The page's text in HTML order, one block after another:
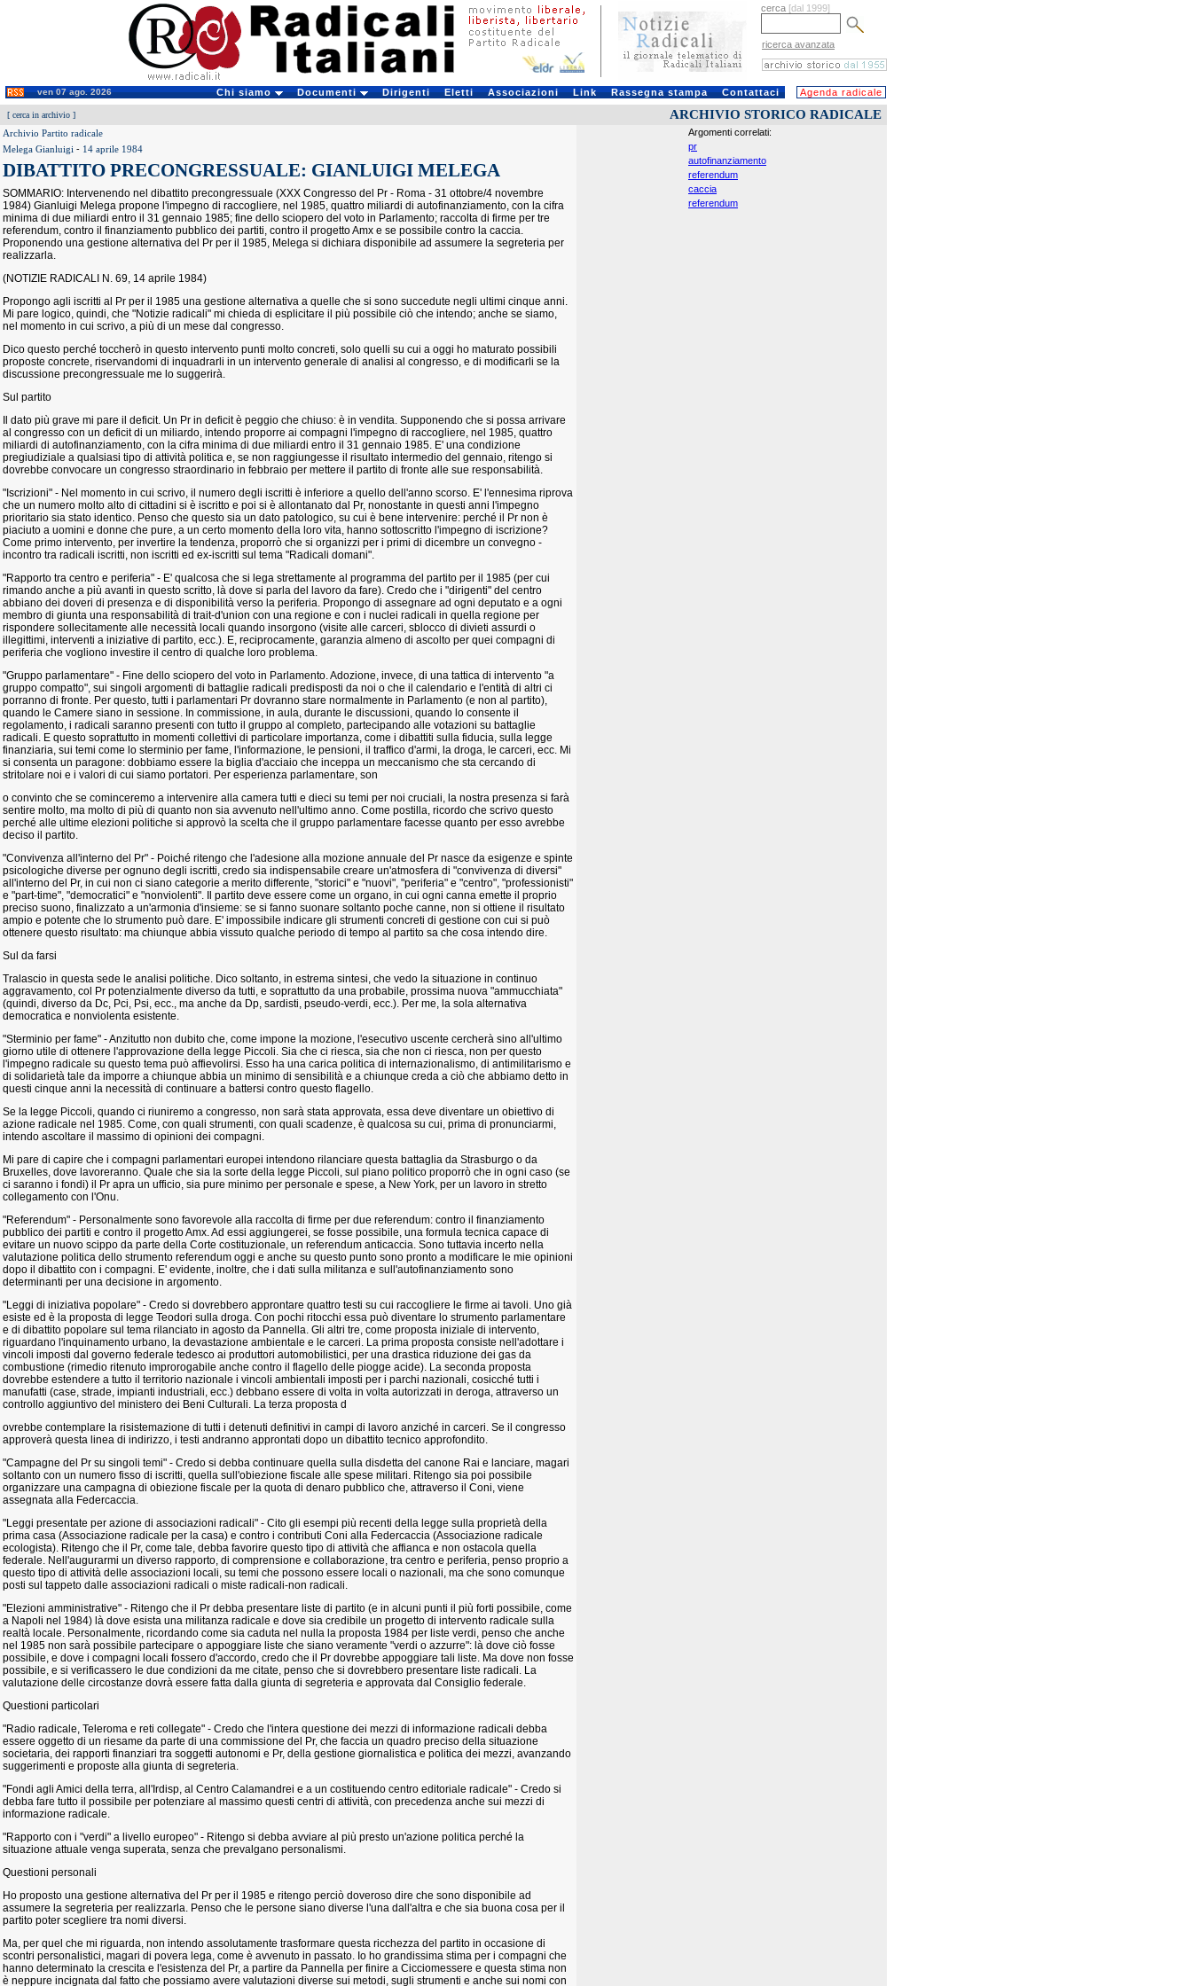
cerca [dal 1999]
ricerca avanzata
ven 07 ago. 2026 Chi siamo Documenti Dirigenti Eletti Associazioni Link Rassegna stampa Contattaci Agenda radicale
[ cerca in archivio ] ARCHIVIO STORICO RADICALE
Archivio Partito radicale
Melega Gianluigi - 14 aprile 1984
DIBATTITO PRECONGRESSUALE: GIANLUIGI MELEGA
SOMMARIO: Intervenendo nel dibattito precongressuale (XXX Congresso del Pr - Roma - 31 ottobre/4 novembre
1984) Gianluigi Melega propone l'impegno di raccogliere, nel 1985, quattro miliardi di autofinanziamento, con la cifra
minima di due miliardi entro il 31 gennaio 1985; fine dello sciopero del voto in Parlamento; raccolta di firme per tre
referendum, contro il finanziamento pubblico dei partiti, contro il progetto Amx e se possibile contro la caccia.
Proponendo una gestione alternativa del Pr per il 1985, Melega si dichiara disponibile ad assumere la segreteria per
realizzarla.
(NOTIZIE RADICALI N. 69, 14 aprile 1984)
Propongo agli iscritti al Pr per il 1985 una gestione alternativa a quelle che si sono succedute negli ultimi cinque anni.
Mi pare logico, quindi, che "Notizie radicali" mi chieda di esplicitare il più possibile ciò che intendo; anche se siamo,
nel momento in cui scrivo, a più di un mese dal congresso.
Dico questo perché toccherò in questo intervento punti molto concreti, solo quelli su cui a oggi ho maturato possibili
proposte concrete, riservandomi di inquadrarli in un intervento generale di analisi al congresso, e di modificarli se la
discussione precongressuale me lo suggerirà.
Sul partito
Il dato più grave mi pare il deficit. Un Pr in deficit è peggio che chiuso: è in vendita. Supponendo che si possa arrivare
al congresso con un deficit di un miliardo, intendo proporre ai compagni l'impegno di raccogliere, nel 1985, quattro
miliardi di autofinanziamento, con la cifra minima di due miliardi entro il 31 gennaio 1985. E' una condizione
pregiudiziale a qualsiasi tipo di attività politica e, se non raggiungesse il risultato intermedio del gennaio, ritengo si
dovrebbe convocare un congresso straordinario in febbraio per mettere il partito di fronte alle sue responsabilità.
"Iscrizioni" - Nel momento in cui scrivo, il numero degli iscritti è inferiore a quello dell'anno scorso. E' l'ennesima riprova
che un numero molto alto di cittadini si è iscritto e poi si è allontanato dal Pr, nonostante in questi anni l'impegno
prioritario sia stato identico. Penso che questo sia un dato patologico, su cui è bene intervenire: perché il Pr non è
piaciuto a uomini e donne che pure, a un certo momento della loro vita, hanno sottoscritto l'impegno di iscrizione?
Come primo intervento, per invertire la tendenza, proporrò che si organizzi per i primi di dicembre un convegno -
incontro tra radicali iscritti, non iscritti ed ex-iscritti sul tema "Radicali domani".
"Rapporto tra centro e periferia" - E' qualcosa che si lega strettamente al programma del partito per il 1985 (per cui
rimando anche a più avanti in questo scritto, là dove si parla del lavoro da fare). Credo che i "dirigenti" del centro
abbiano dei doveri di presenza e di disponibilità verso la periferia. Propongo di assegnare ad ogni deputato e a ogni
membro di giunta una responsabilità di trait-d'union con una regione e con i nuclei radicali in quella regione per
rispondere sollecitamente alle necessità locali quando insorgono (visite alle carceri, sblocco di divieti assurdi o
illegittimi, interventi a iniziative di partito, ecc.). E, reciprocamente, garanzia almeno di ascolto per quei compagni di
periferia che vogliono investire il centro di qualche loro problema.
"Gruppo parlamentare" - Fine dello sciopero del voto in Parlamento. Adozione, invece, di una tattica di intervento "a
gruppo compatto", sui singoli argomenti di battaglie radicali predisposti da noi o che il calendario e l'entità di altri ci
porranno di fronte. Per questo, tutti i parlamentari Pr dovranno stare normalmente in Parlamento (e non al partito),
quando le Camere siano in sessione. In commissione, in aula, durante le discussioni, quando lo consente il
regolamento, i radicali saranno presenti con tutto il gruppo al completo, partecipando alle votazioni su battaglie
radicali. E questo soprattutto in momenti collettivi di particolare importanza, come i dibattiti sulla fiducia, sulla legge
finanziaria, sui temi come lo sterminio per fame, l'informazione, le pensioni, il traffico d'armi, la droga, le carceri, ecc. Mi
si consenta un paragone: dobbiamo essere la biglia d'acciaio che inceppa un meccanismo che sta cercando di
stritolare noi e i valori di cui siamo portatori. Per esperienza parlamentare, son
o convinto che se cominceremo a intervenire alla camera tutti e dieci su temi per noi cruciali, la nostra presenza si farà
sentire molto, ma molto di più di quanto non sia avvenuto nell'ultimo anno. Come postilla, ricordo che scrivo questo
perché alle ultime elezioni politiche si approvò la scelta che il gruppo parlamentare facesse quanto per esso avrebbe
deciso il partito.
"Convivenza all'interno del Pr" - Poiché ritengo che l'adesione alla mozione annuale del Pr nasce da esigenze e spinte
psicologiche diverse per ognuno degli iscritti, credo sia indispensabile creare un'atmosfera di "convivenza di diversi"
all'interno del Pr, in cui non ci siano categorie a merito differente, "storici" e "nuovi", "periferia" e "centro", "professionisti"
e "part-time", "democratici" e "nonviolenti". Il partito deve essere come un organo, in cui ogni canna emette il proprio
preciso suono, finalizzato a un'armonia d'insieme: se si fanno suonare soltanto poche canne, non si ottiene il risultato
ampio e potente che lo strumento può dare. E' impossibile indicare gli strumenti concreti di gestione con cui si può
ottenere questo risultato: ma chiunque abbia vissuto qualche periodo di tempo al partito sa che cosa intendo dire.
Sul da farsi
Tralascio in questa sede le analisi politiche. Dico soltanto, in estrema sintesi, che vedo la situazione in continuo
aggravamento, col Pr potenzialmente diverso da tutti, e soprattutto da una probabile, prossima nuova "ammucchiata"
(quindi, diverso da Dc, Pci, Psi, ecc., ma anche da Dp, sardisti, pseudo-verdi, ecc.). Per me, la sola alternativa
democratica e nonviolenta esistente.
"Sterminio per fame" - Anzitutto non dubito che, come impone la mozione, l'esecutivo uscente cercherà sino all'ultimo
giorno utile di ottenere l'approvazione della legge Piccoli. Sia che ci riesca, sia che non ci riesca, non per questo
l'impegno radicale su questo tema può affievolirsi. Esso ha una carica politica di internazionalismo, di antimilitarismo e
di solidarietà tale da imporre a chiunque abbia un minimo di sensibilità e a chiunque creda a ciò che abbiamo detto in
questi cinque anni la necessità di continuare a battersi contro questo flagello.
Se la legge Piccoli, quando ci riuniremo a congresso, non sarà stata approvata, essa deve diventare un obiettivo di
azione radicale nel 1985. Come, con quali strumenti, con quali scadenze, è qualcosa su cui, prima di pronunciarmi,
intendo ascoltare il massimo di opinioni dei compagni.
Mi pare di capire che i compagni parlamentari europei intendono rilanciare questa battaglia da Strasburgo o da
Bruxelles, dove lavoreranno. Quale che sia la sorte della legge Piccoli, sul piano politico proporrò che in ogni caso (se
ci saranno i fondi) il Pr apra un ufficio, sia pure minimo per personale e spese, a New York, per un lavoro in stretto
collegamento con l'Onu.
"Referendum" - Personalmente sono favorevole alla raccolta di firme per due referendum: contro il finanziamento
pubblico dei partiti e contro il progetto Amx. Ad essi aggiungerei, se fosse possibile, una formula tecnica capace di
evitare un nuovo scippo da parte della Corte costituzionale, un referendum anticaccia. Sono tuttavia incerto nella
valutazione politica dello strumento referendum oggi e anche su questo punto sono pronto a modificare le mie opinioni
dopo il dibattito con i compagni. E' evidente, inoltre, che i dati sulla militanza e sull'autofinanziamento sono
determinanti per una decisione in argomento.
"Leggi di iniziativa popolare" - Credo si dovrebbero approntare quattro testi su cui raccogliere le firme ai tavoli. Uno già
esiste ed è la proposta di legge Teodori sulla droga. Con pochi ritocchi essa può diventare lo strumento parlamentare
e di dibattito popolare sul tema rilanciato in agosto da Pannella. Gli altri tre, come proposta iniziale di intervento,
riguardano l'inquinamento urbano, la devastazione ambientale e le carceri. La prima proposta consiste nell'adottare i
vincoli imposti dal governo federale tedesco ai produttori automobilistici, per una drastica riduzione dei gas da
combustione (rimedio ritenuto improrogabile anche contro il flagello delle piogge acide). La seconda proposta
dovrebbe estendere a tutto il territorio nazionale i vincoli ambientali imposti per i parchi nazionali, cosicché tutti i
manufatti (case, strade, impianti industriali, ecc.) debbano essere di volta in volta autorizzati in deroga, attraverso un
controllo aggiuntivo del ministero dei Beni Culturali. La terza proposta d
ovrebbe contemplare la risistemazione di tutti i detenuti definitivi in campi di lavoro anziché in carceri. Se il congresso
approverà questa linea di indirizzo, i testi andranno approntati dopo un dibattito tecnico approfondito.
"Campagne del Pr su singoli temi" - Credo si debba continuare quella sulla disdetta del canone Rai e lanciare, magari
soltanto con un numero fisso di iscritti, quella sull'obiezione fiscale alle spese militari. Ritengo sia poi possibile
organizzare una campagna di obiezione fiscale per la quota di denaro pubblico che, attraverso il Coni, viene
assegnata alla Federcaccia.
"Leggi presentate per azione di associazioni radicali" - Cito gli esempi più recenti della legge sulla proprietà della
prima casa (Associazione radicale per la casa) e contro i contributi Coni alla Federcaccia (Associazione radicale
ecologista). Ritengo che il Pr, come tale, debba favorire questo tipo di attività che affianca e non ostacola quella
federale. Nell'augurarmi un diverso rapporto, di comprensione e collaborazione, tra centro e periferia, penso proprio a
questo tipo di attività delle associazioni locali, su temi che possono essere locali o nazionali, ma che sono comunque
posti sul tappeto dalle associazioni radicali o miste radicali-non radicali.
"Elezioni amministrative" - Ritengo che il Pr debba presentare liste di partito (e in alcuni punti il più forti possibile, come
a Napoli nel 1984) là dove esista una militanza radicale e dove sia credibile un progetto di intervento radicale sulla
realtà locale. Personalmente, ricordando come sia caduta nel nulla la proposta 1984 per liste verdi, penso che anche
nel 1985 non sarà possibile partecipare o appoggiare liste che siano veramente "verdi o azzurre": là dove ciò fosse
possibile, e dove i compagni locali fossero d'accordo, credo che il Pr dovrebbe appoggiare tali liste. Ma dove non fosse
possibile, e si verificassero le due condizioni da me citate, penso che si dovrebbero presentare liste radicali. La
valutazione delle circostanze dovrà essere fatta dalla giunta di segreteria e approvata dal Consiglio federale.
Questioni particolari
"Radio radicale, Teleroma e reti collegate" - Credo che l'intera questione dei mezzi di informazione radicali debba
essere oggetto di un riesame da parte di una commissione del Pr, che faccia un quadro preciso della situazione
societaria, dei rapporti finanziari tra soggetti autonomi e Pr, della gestione giornalistica e politica dei mezzi, avanzando
suggerimenti e proposte alla giunta di segreteria.
"Fondi agli Amici della terra, all'Irdisp, al Centro Calamandrei e a un costituendo centro editoriale radicale" - Credo si
debba fare tutto il possibile per potenziare al massimo questi centri di attività, con precedenza anche sui mezzi di
informazione radicale.
"Rapporto con i "verdi" a livello europeo" - Ritengo si debba avviare al più presto un'azione politica perché la
situazione attuale venga superata, senza che prevalgano personalismi.
Questioni personali
Ho proposto una gestione alternativa del Pr per il 1985 e ritengo perciò doveroso dire che sono disponibile ad
assumere la segreteria per realizzarla. Penso che le persone siano diverse l'una dall'altra e che sia buona cosa per il
partito poter scegliere tra nomi diversi.
Ma, per quel che mi riguarda, non intendo assolutamente trasformare questa ricchezza del partito in occasione di
scontri personalistici, magari di povera lega, come è avvenuto in passato. Io ho grandissima stima per i compagni che
hanno determinato la crescita e l'esistenza del Pr, a partire da Pannella per finire a Cicciomessere e questa stima non
è neppure incignata dal fatto che possiamo avere valutazioni diverse sui metodi, sugli strumenti e anche sui nomi con
Argomenti correlati:
pr
autofinanziamento
referendum
caccia
referendum